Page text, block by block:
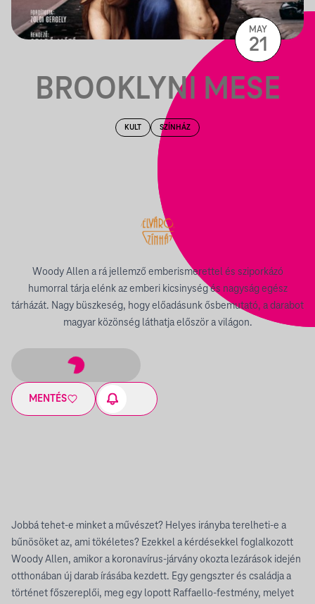
BROOKLYNI MESE
KULT SZÍNHÁZ
Woody Allen a rá jellemző emberismerettel és sziporkázó
humorral tárja elénk az emberi kicsinység és nagyság egész
tárházát. Nagy büszkeség, hogy előadásunk ősbemutató, a darabot
magyar közönség láthatja először a világon.
MENTÉS
MAY
21
Jobbá tehet-e minket a művészet? Helyes irányba terelheti-e a
bűnösöket az, ami tökéletes? Ezekkel a kérdésekkel foglalkozott
Woody Allen, amikor a koronavírus-járvány okozta lezárások idején
otthonában új darab írásába kezdett. Egy gengszter és családja a
történet főszereplői, meg egy lopott Raffaello-festmény, melyet